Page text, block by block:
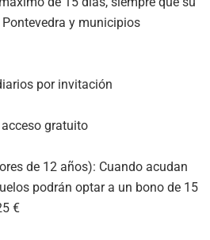
y municipios
por invitación
gratuito
de 12 años): Cuando acudan
podrán optar a un bono de 15
€